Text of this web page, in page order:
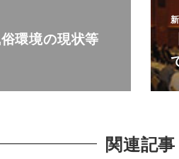
環境の現状等
関連記事